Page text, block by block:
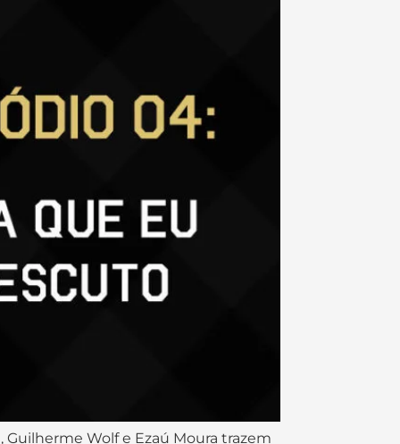
Guilherme Wolf e Ezaú Moura trazem